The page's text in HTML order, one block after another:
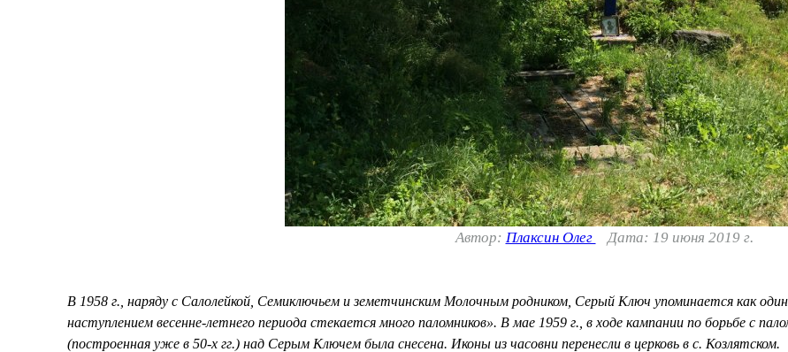
Автор: Плаксин Олег Дата: 19 июня 2019 г.
В 1958 г., наряду с Салолейкой, Семиключьем и земетчинским Молочным родником, Серый Ключ упоминается как
наступлением весенне-летнего периода стекается много паломников». В мае 1959 г., в ходе кампании по борьбе с
(построенная уже в 50-х гг.) над Серым Ключем была снесена. Иконы из часовни перенесли в церковь в с. Козлятском.